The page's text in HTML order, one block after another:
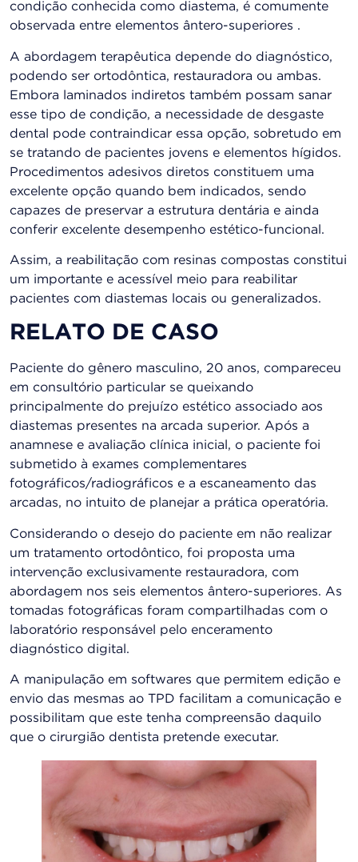
condição conhecida como diastema, é comumente
observada entre elementos ântero-superiores .
A abordagem terapêutica depende do diagnóstico,
podendo ser ortodôntica, restauradora ou ambas.
Embora laminados indiretos também possam sanar
esse tipo de condição, a necessidade de desgaste
dental pode contraindicar essa opção, sobretudo em
se tratando de pacientes jovens e elementos hígidos.
Procedimentos adesivos diretos constituem uma
excelente opção quando bem indicados, sendo
capazes de preservar a estrutura dentária e ainda
conferir excelente desempenho estético-funcional.
Assim, a reabilitação com resinas compostas constitui
um importante e acessível meio para reabilitar
pacientes com diastemas locais ou generalizados.
RELATO DE CASO
Paciente do gênero masculino, 20 anos, compareceu
em consultório particular se queixando
principalmente do prejuízo estético associado aos
diastemas presentes na arcada superior. Após a
anamnese e avaliação clínica inicial, o paciente foi
submetido à exames complementares
fotográficos/radiográficos e a escaneamento das
arcadas, no intuito de planejar a prática operatória.
Considerando o desejo do paciente em não realizar
um tratamento ortodôntico, foi proposta uma
intervenção exclusivamente restauradora, com
abordagem nos seis elementos ântero-superiores. As
tomadas fotográficas foram compartilhadas com o
laboratório responsável pelo enceramento
diagnóstico digital.
A manipulação em softwares que permitem edição e
envio das mesmas ao TPD facilitam a comunicação e
possibilitam que este tenha compreensão daquilo
que o cirurgião dentista pretende executar.